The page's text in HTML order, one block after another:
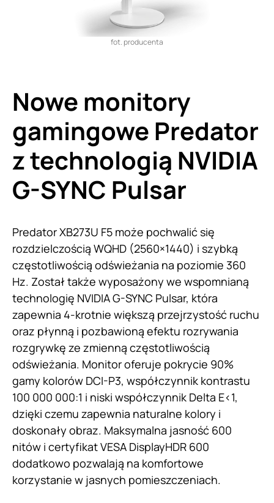
fot. producenta
Nowe monitory
gamingowe Predator
z technologią NVIDIA
G-SYNC Pulsar
Predator XB273U F5 może pochwalić się
rozdzielczością WQHD (2560×1440) i szybką
częstotliwością odświeżania na poziomie 360
Hz. Został także wyposażony we wspomnianą
technologię NVIDIA G-SYNC Pulsar, która
zapewnia 4-krotnie większą przejrzystość ruchu
oraz płynną i pozbawioną efektu rozrywania
rozgrywkę ze zmienną częstotliwością
odświeżania. Monitor oferuje pokrycie 90%
gamy kolorów DCI-P3, współczynnik kontrastu
100 000 000:1 i niski współczynnik Delta E<1,
dzięki czemu zapewnia naturalne kolory i
doskonały obraz. Maksymalna jasność 600
nitów i certyfikat VESA DisplayHDR 600
dodatkowo pozwalają na komfortowe
korzystanie w jasnych pomieszczeniach.